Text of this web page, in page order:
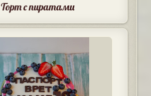
Торт с пиратами